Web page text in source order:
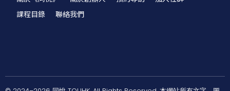
課程目錄
聯絡我們